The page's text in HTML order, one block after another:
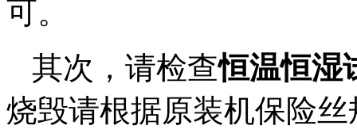
可。
其次，请检查恒温恒湿
烧毁请根据原装机保险